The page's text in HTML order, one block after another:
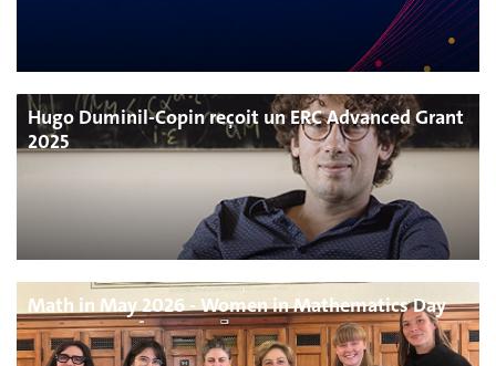
Hugo Duminil-Copin reçoit un ERC Advanced Grant
2025
Math in May 2026 - Women in Mathematics Day